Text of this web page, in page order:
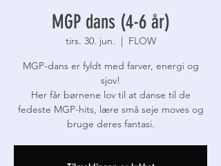
MGP dans (4-6 år)
tirs. 30. jun.
  |
FLOW
MGP-dans er fyldt med farver, energi og
sjov!
Her får børnene lov til at danse til de
fedeste MGP-hits, lære små seje moves og
bruge deres fantasi.